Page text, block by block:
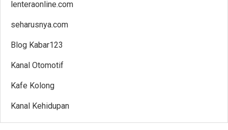
lenteraonline.com
seharusnya.com
Blog Kabar123
Kanal Otomotif
Kafe Kolong
Kanal Kehidupan